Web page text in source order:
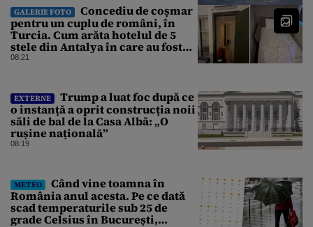
GALERIE FOTO
Concediu de coșmar
pentru un cuplu de români, în
Turcia. Cum arăta hotelul de 5
stele din Antalya în care au fost
cazați
08:21
EXTERNE
Trump a luat foc după ce
o instanță a oprit construcția noii
săli de bal de la Casa Albă: „O
rușine națională”
08:19
METEO
Când vine toamna în
România anul acesta. Pe ce dată
scad temperaturile sub 25 de
grade Celsius în București,